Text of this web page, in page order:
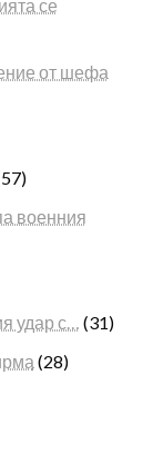
се
от шефа
военния
удар с…
(31)
(28)